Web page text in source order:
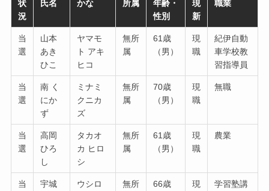
状
況
氏名 かな 所属
年齢・
性別
現
新
職業
当
選
山本
あき
ひこ
ヤマモ
ト アキ
ヒコ
無所
属
61歳
（男）
現
職
紀伊自動
車学校教
習指導員
当
選
南 く
にか
ず
ミナミ
クニカ
ズ
無所
属
70歳
（男）
現
職
無職
当
選
高岡
ひろ
し
タカオ
カ ヒロ
シ
無所
属
61歳
（男）
現
職
農業
当
宇城
ウシロ
無所
66歳
現
学習塾講